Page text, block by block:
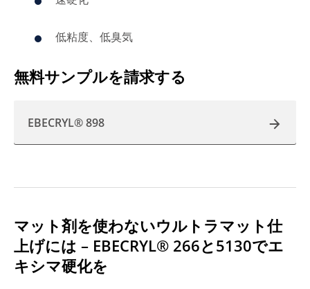
低粘度、低臭気
無料サンプルを請求する
EBECRYL® 898
マット剤を使わないウルトラマット仕
上げには – EBECRYL® 266と5130でエ
キシマ硬化を